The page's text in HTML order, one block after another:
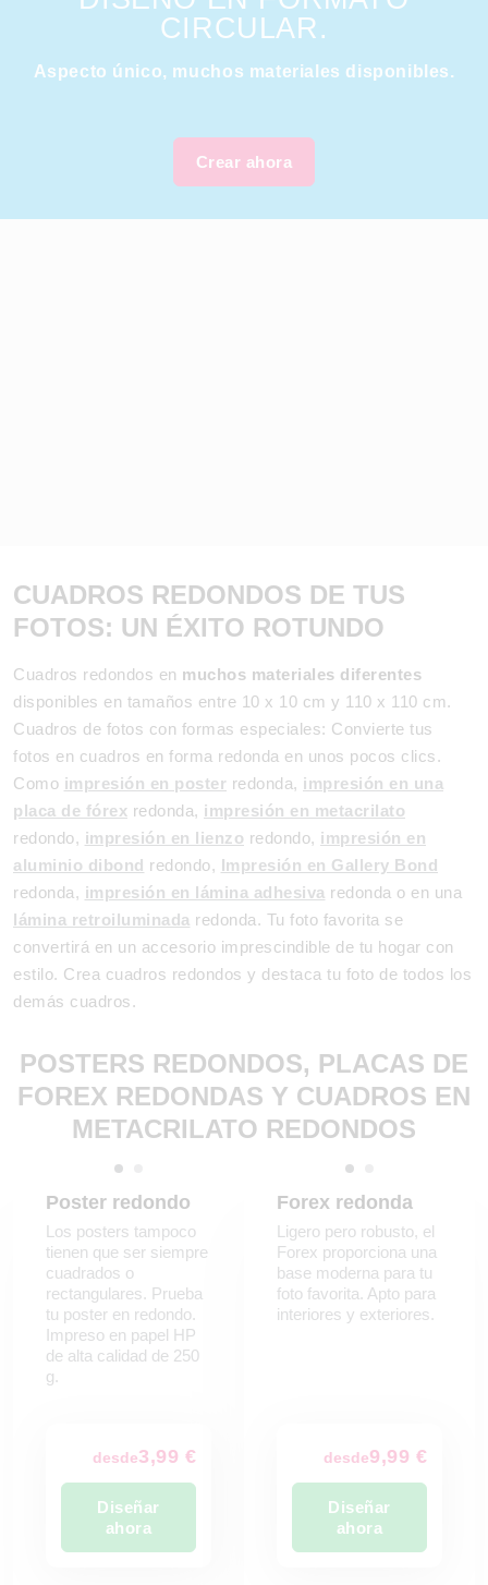
CIRCULAR.
Aspecto único, muchos materiales disponibles.
Crear ahora
CUADROS REDONDOS DE TUS
FOTOS: UN ÉXITO ROTUNDO
Cuadros redondos en muchos materiales diferentes
disponibles en tamaños entre 10 x 10 cm y 110 x 110 cm.
Cuadros de fotos con formas especiales: Convierte tus
fotos en cuadros en forma redonda en unos pocos clics.
Como impresión en poster redonda, impresión en una
placa de fórex redonda, impresión en metacrilato
redondo, impresión en lienzo redondo, impresión en
aluminio dibond redondo, Impresión en Gallery Bond
redonda, impresión en lámina adhesiva redonda o en una
lámina retroiluminada redonda. Tu foto favorita se
convertirá en un accesorio imprescindible de tu hogar con
estilo. Crea cuadros redondos y destaca tu foto de todos los
demás cuadros.
POSTERS REDONDOS, PLACAS DE
FOREX REDONDAS Y CUADROS EN
METACRILATO REDONDOS
Poster redondo
Los posters tampoco
tienen que ser siempre
cuadrados o
rectangulares. Prueba
tu poster en redondo.
Impreso en papel HP
de alta calidad de 250
g.
desde3,99 €
Diseñar
ahora
Forex redonda
Ligero pero robusto, el
Forex proporciona una
base moderna para tu
foto favorita. Apto para
interiores y exteriores.
desde9,99 €
Diseñar
ahora